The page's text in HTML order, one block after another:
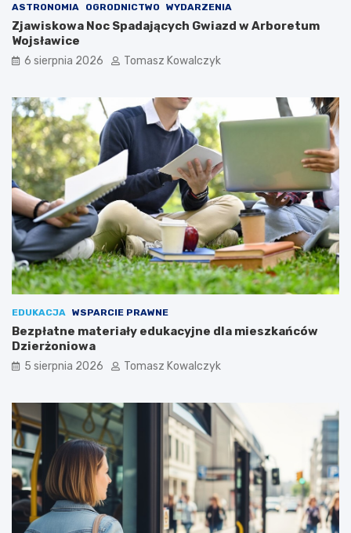
ASTRONOMIA OGRODNICTWO WYDARZENIA
Zjawiskowa Noc Spadających Gwiazd w Arboretum
Wojsławice
6 sierpnia 2026 Tomasz Kowalczyk
EDUKACJA WSPARCIE PRAWNE
Bezpłatne materiały edukacyjne dla mieszkańców
Dzierżoniowa
5 sierpnia 2026 Tomasz Kowalczyk